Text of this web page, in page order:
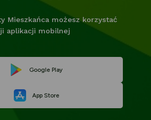
Mieszkańca możesz korzystać
aplikacji mobilnej
Google PlayLink
App StoreLink